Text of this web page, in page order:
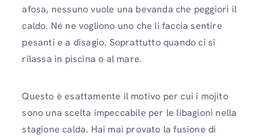
afosa, nessuno vuole una bevanda che peggiori il
caldo. Né ne vogliono uno che li faccia sentire
pesanti e a disagio. Soprattutto quando ci si
rilassa in piscina o al mare.
Questo è esattamente il motivo per cui i mojito
sono una scelta impeccabile per le libagioni nella
stagione calda. Hai mai provato la fusione di